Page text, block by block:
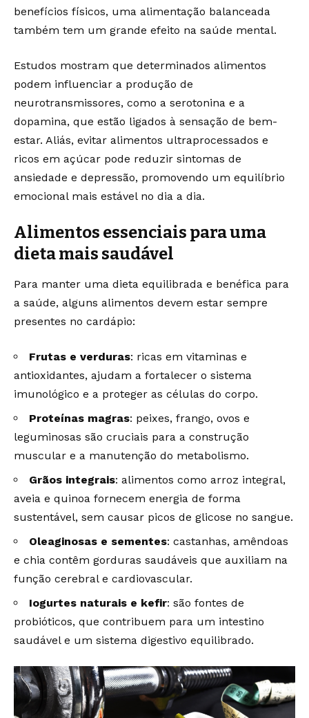
benefícios físicos, uma alimentação balanceada
também tem um grande efeito na saúde mental.
Estudos mostram que determinados alimentos
podem influenciar a produção de
neurotransmissores, como a serotonina e a
dopamina, que estão ligados à sensação de bem-
estar. Aliás, evitar alimentos ultraprocessados e
ricos em açúcar pode reduzir sintomas de
ansiedade e depressão, promovendo um equilíbrio
emocional mais estável no dia a dia.
Alimentos essenciais para uma
dieta mais saudável
Para manter uma dieta equilibrada e benéfica para
a saúde, alguns alimentos devem estar sempre
presentes no cardápio:
Frutas e verduras: ricas em vitaminas e
antioxidantes, ajudam a fortalecer o sistema
imunológico e a proteger as células do corpo.
Proteínas magras: peixes, frango, ovos e
leguminosas são cruciais para a construção
muscular e a manutenção do metabolismo.
Grãos integrais: alimentos como arroz integral,
aveia e quinoa fornecem energia de forma
sustentável, sem causar picos de glicose no sangue.
Oleaginosas e sementes: castanhas, amêndoas
e chia contêm gorduras saudáveis que auxiliam na
função cerebral e cardiovascular.
Iogurtes naturais e kefir: são fontes de
probióticos, que contribuem para um intestino
saudável e um sistema digestivo equilibrado.